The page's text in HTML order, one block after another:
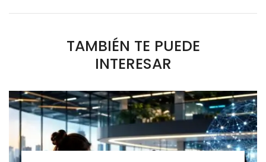
TAMBIÉN TE PUEDE
INTERESAR